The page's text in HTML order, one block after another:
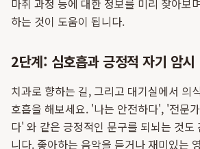
마취 과정 등에 대한 정보를 미리 찾아보
하는 것이 도움이 됩니다.
2단계: 심호흡과 긍정적 자기 암시
치과로 향하는 길, 그리고 대기실에서 의
호흡을 해보세요. '나는 안전하다', '전문
다' 와 같은 긍정적인 문구를 되뇌는 것도
니다. 좋아하는 음악을 듣거나 재미있는